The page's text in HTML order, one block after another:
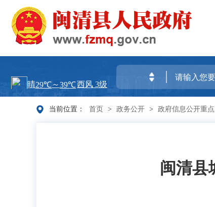
当前位置： 首页 > 政务公开 > 政府信息公开重
闽清县